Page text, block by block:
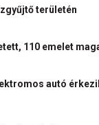
területén
110 emelet
autó